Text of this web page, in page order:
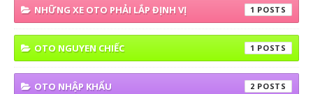
NHỮNG XE OTO PHẢI LẮP ĐỊNH VỊ 1
OTO NGUYEN CHIẾC 1
OTO NHẬP KHẨU 2